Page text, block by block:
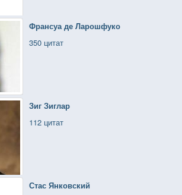
Франсуа де Ларошфуко
350 цитат
Зиг Зиглар
112 цитат
Стас Янковский